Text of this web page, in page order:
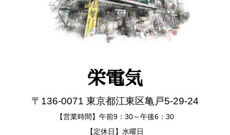
栄電気
〒136-0071 東京都江東区亀戸5-29-24
【営業時間】午前9：30～午後6：30
【定休日】水曜日